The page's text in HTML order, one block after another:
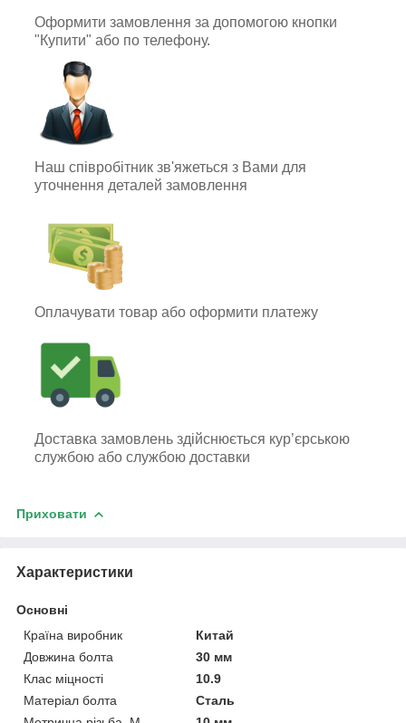
Оформити замовлення за допомогою кнопки
"Купити" або по телефону.
Наш співробітник зв'яжеться з Вами для
уточнення деталей замовлення
Оплачувати товар або оформити платежу
Доставка замовлень здійснюється кур’єрською
службою або службою доставки
Приховати
Характеристики
Основні
Країна виробник
Китай
Довжина болта
30 мм
Клас міцності
10.9
Матеріал болта
Сталь